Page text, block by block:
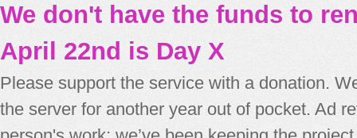
We don't have the funds to
April 22nd is Day X
Please support the service with a donation.
the server for another year out of pocket. Ad